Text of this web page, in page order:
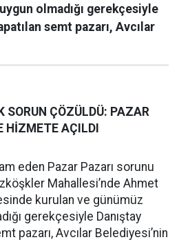
olmadığı gerekçesiyle
semt pazarı, Avcılar
SORUN ÇÖZÜLDÜ: PAZAR
HİZMETE AÇILDI
eden Pazar Pazarı sorunu
Mahallesi’nde Ahmet
kurulan ve günümüz
gerekçesiyle Danıştay
pazarı, Avcılar Belediyesi’nin